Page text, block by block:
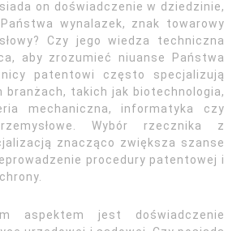
on doświadczenie w dziedzinie,
wynalazek, znak towarowy
Czy jego wiedza techniczna
aby zrozumieć niuanse Państwa
patentowi często specjalizują
branżach, takich jak biotechnologia,
mechaniczna, informatyka czy
Wybór rzecznika z
znacząco zwiększa szanse
procedury patentowej i
aspektem jest doświadczenie